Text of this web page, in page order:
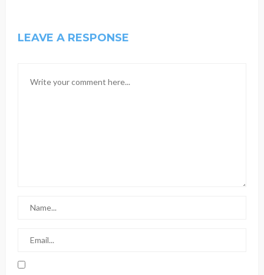
LEAVE A RESPONSE